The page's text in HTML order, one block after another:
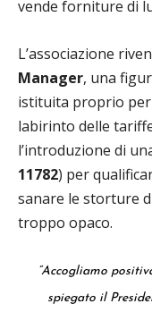
vende forniture di
L’associazione
Manager, una
istituita proprio
labirinto delle
l’introduzione di
11782) per
sanare le storture
troppo opaco.
“Accogliamo
spiegato il